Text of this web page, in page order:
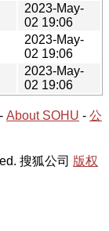
2023-May-
02 19:06
2023-May-
02 19:06
2023-May-
02 19:06
- About SOHU - 公
搜狐公司 版权